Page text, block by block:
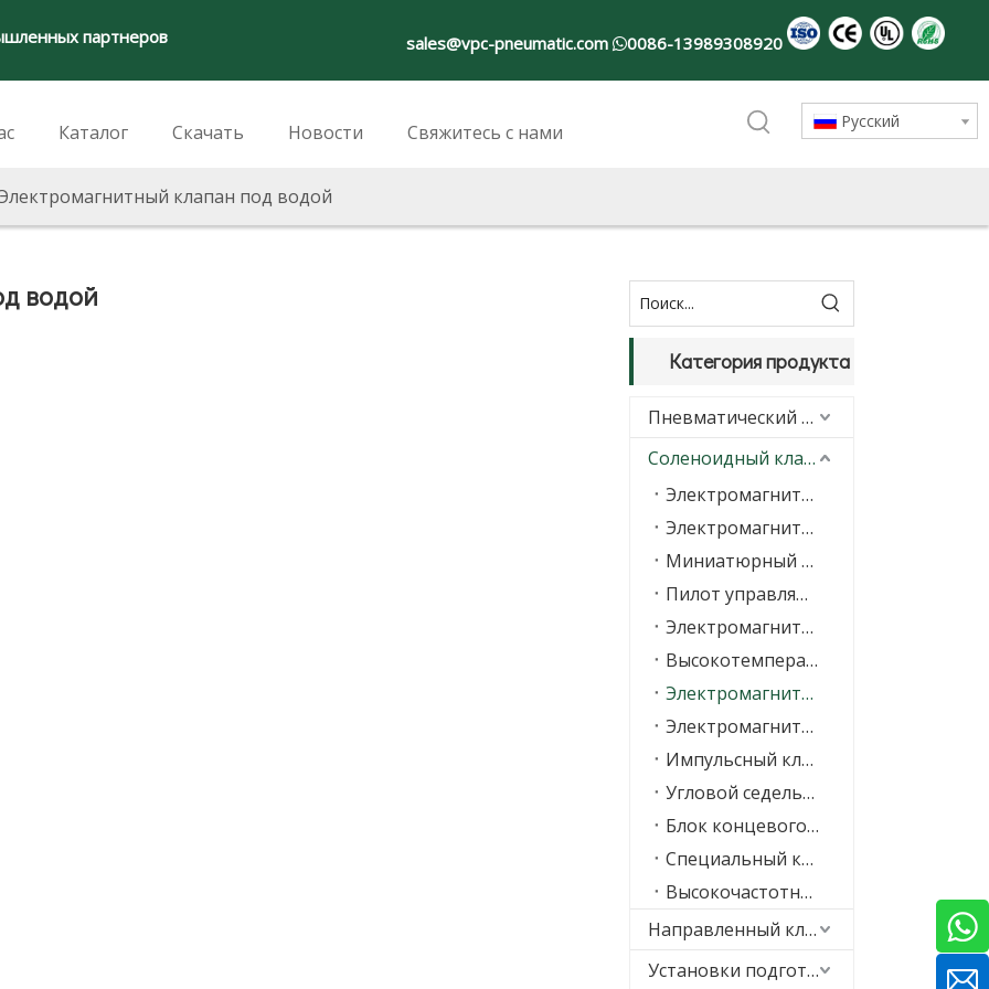
партнеров sales@vpc-pneumatic.com 0086-13989308920
Каталог Скачать Новости Свяжитесь с нами Pусский
клапан под водой
водой
Категория продукта
Пневматический цилиндр
Соленоидный клапан
Электромагнитный клапан общего назначения
Электромагнитный клапан прямого действия
Миниатюрный электромагнитный клапан
Пилот управляющий соленоидный клапан
Электромагнитный клапан высокого давления
Высокотемпературный электромагнитный клапан
Электромагнитный клапан под водой
Электромагнитный клапан обратного осмоса
Импульсный клапан пылесборника
Угловой седельный клапан
Блок концевого выключателя
Специальный клапан
Высокочастотный электромагнитный клапан
Направленный клапан
Установки подготовки воздуха (FRL)